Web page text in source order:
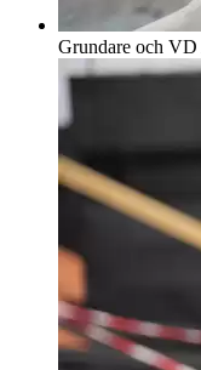
Grundare och VD